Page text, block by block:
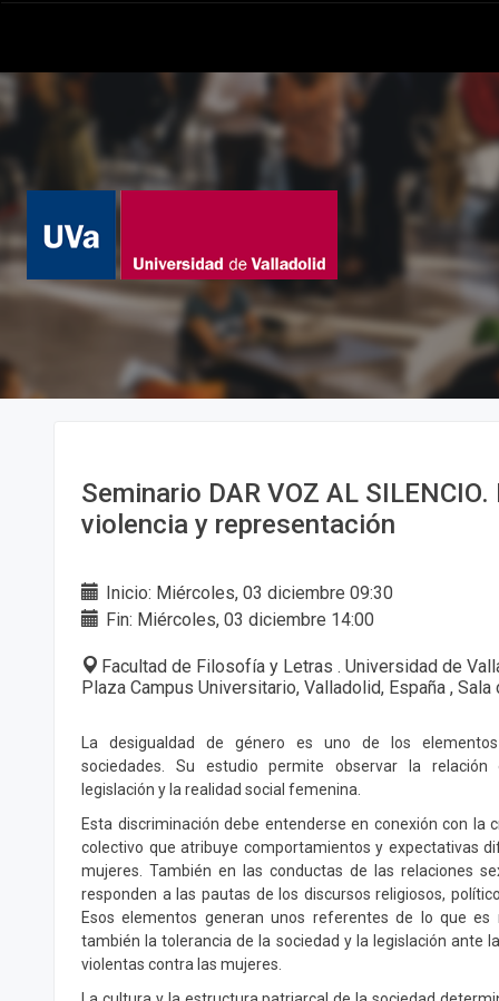
Seminario DAR VOZ AL
violencia y representación
Inicio: Miércoles, 03 diciembre 09:30
Fin: Miércoles, 03 diciembre 14:00
Facultad de Filosofía y Letras . Universidad de
Plaza Campus Universitario, Valladolid, España , Sala
La desigualdad de género es uno de los
sociedades. Su estudio permite observar la
legislación y la realidad social femenina.
Esta discriminación debe entenderse en conexión con la
colectivo que atribuye comportamientos y expectativas
mujeres. También en las conductas de las relaciones
responden a las pautas de los discursos religiosos,
Esos elementos generan unos referentes de lo que
también la tolerancia de la sociedad y la legislación ante
violentas contra las mujeres.